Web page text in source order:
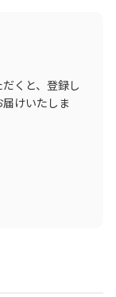
くと、登録し
けいたしま